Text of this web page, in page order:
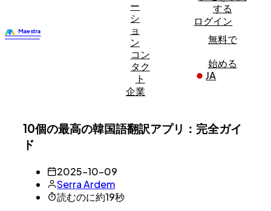
ー
シ
ョ
ン
コン
タク
ト
企業
する
ログイン
無料で
始める
JA
10個の最高の韓国語翻訳アプリ：完全ガイ
ド
2025-10-09
Serra Ardem
読むのに約19秒